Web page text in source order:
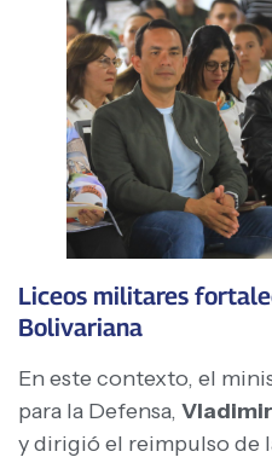
Liceos militares
Bolivariana
En este contexto, el
para la Defensa,
y dirigió el reimpulso de